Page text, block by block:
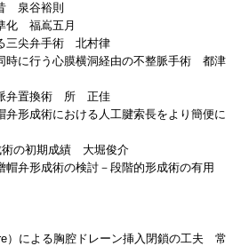
泉谷裕則
化 福嶌五月
三尖弁手術 北村律
時に行う心膜横洞経由の不整脈手術 都津
弁置換術 所 正佳
形成術における人工腱索長をより簡便に
の初期成績 大堀俊介
弁形成術の検討－段階的形成術の有用
）による胸腔ドレーン挿入閉鎖の工夫 常